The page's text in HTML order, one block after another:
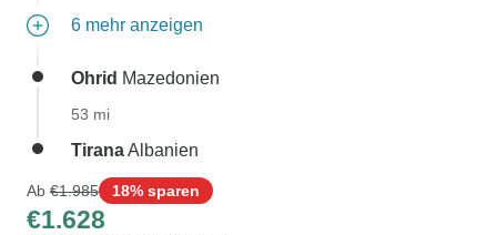
6 mehr anzeigen
Ohrid Mazedonien
53 mi
TiranaAlbanien
Ab €1.985 18% sparen
€1.628